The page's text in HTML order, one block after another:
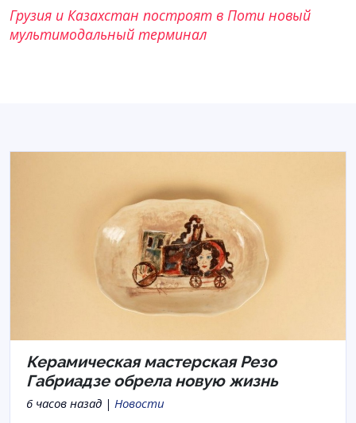
Грузия и Казахстан построят в Поти новый
мультимодальный терминал
Керамическая мастерская Резо
Габриадзе обрела новую жизнь
6 часов назад | Новости